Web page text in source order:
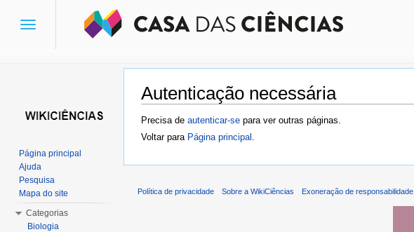
Autenticação necessária
Ir para:navegação,pesquisa
Precisa de autenticar-se para ver outras páginas.
Voltar para Página principal
Toggle
Página principal
Ajuda
Pesquisa
Mapa do site
Categorias
Biologia
Política de privacidade Sobre a WikiCiências Exoneração de responsabilidade